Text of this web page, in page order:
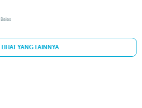
Balas
LIHAT YANG LAINNYA